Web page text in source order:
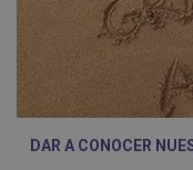
DAR A CONOCER